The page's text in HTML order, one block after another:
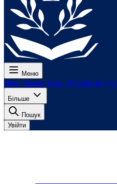
Меню
Ціни Уроки Тести До іспитів Для
Більше
Пошук
Увійти